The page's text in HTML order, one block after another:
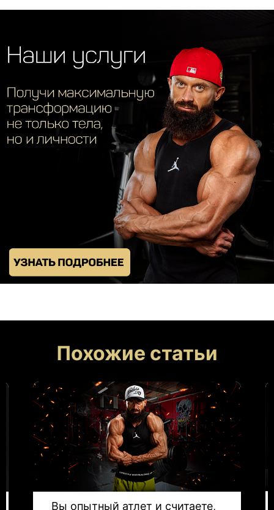
Похожие статьи
Вы опытный атлет и считаете,